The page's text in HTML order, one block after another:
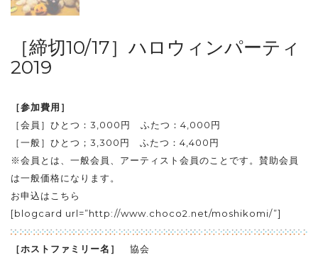
［締切10/17］ハロウィンパーティ
2019
［参加費用］
［会員］ひとつ：3,000円 ふたつ：4,000円
［一般］ひとつ；3,300円 ふたつ：4,400円
※会員とは、一般会員、アーティスト会員のことです。賛助会員
は一般価格になります。
お申込はこちら
[blogcard url=”http://www.choco2.net/moshikomi/”]
［ホストファミリー名］
協会